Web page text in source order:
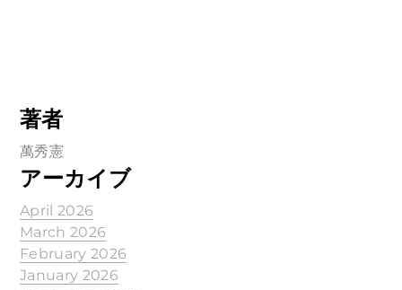
著者
萬秀憲
アーカイブ
April 2026
March 2026
February 2026
January 2026